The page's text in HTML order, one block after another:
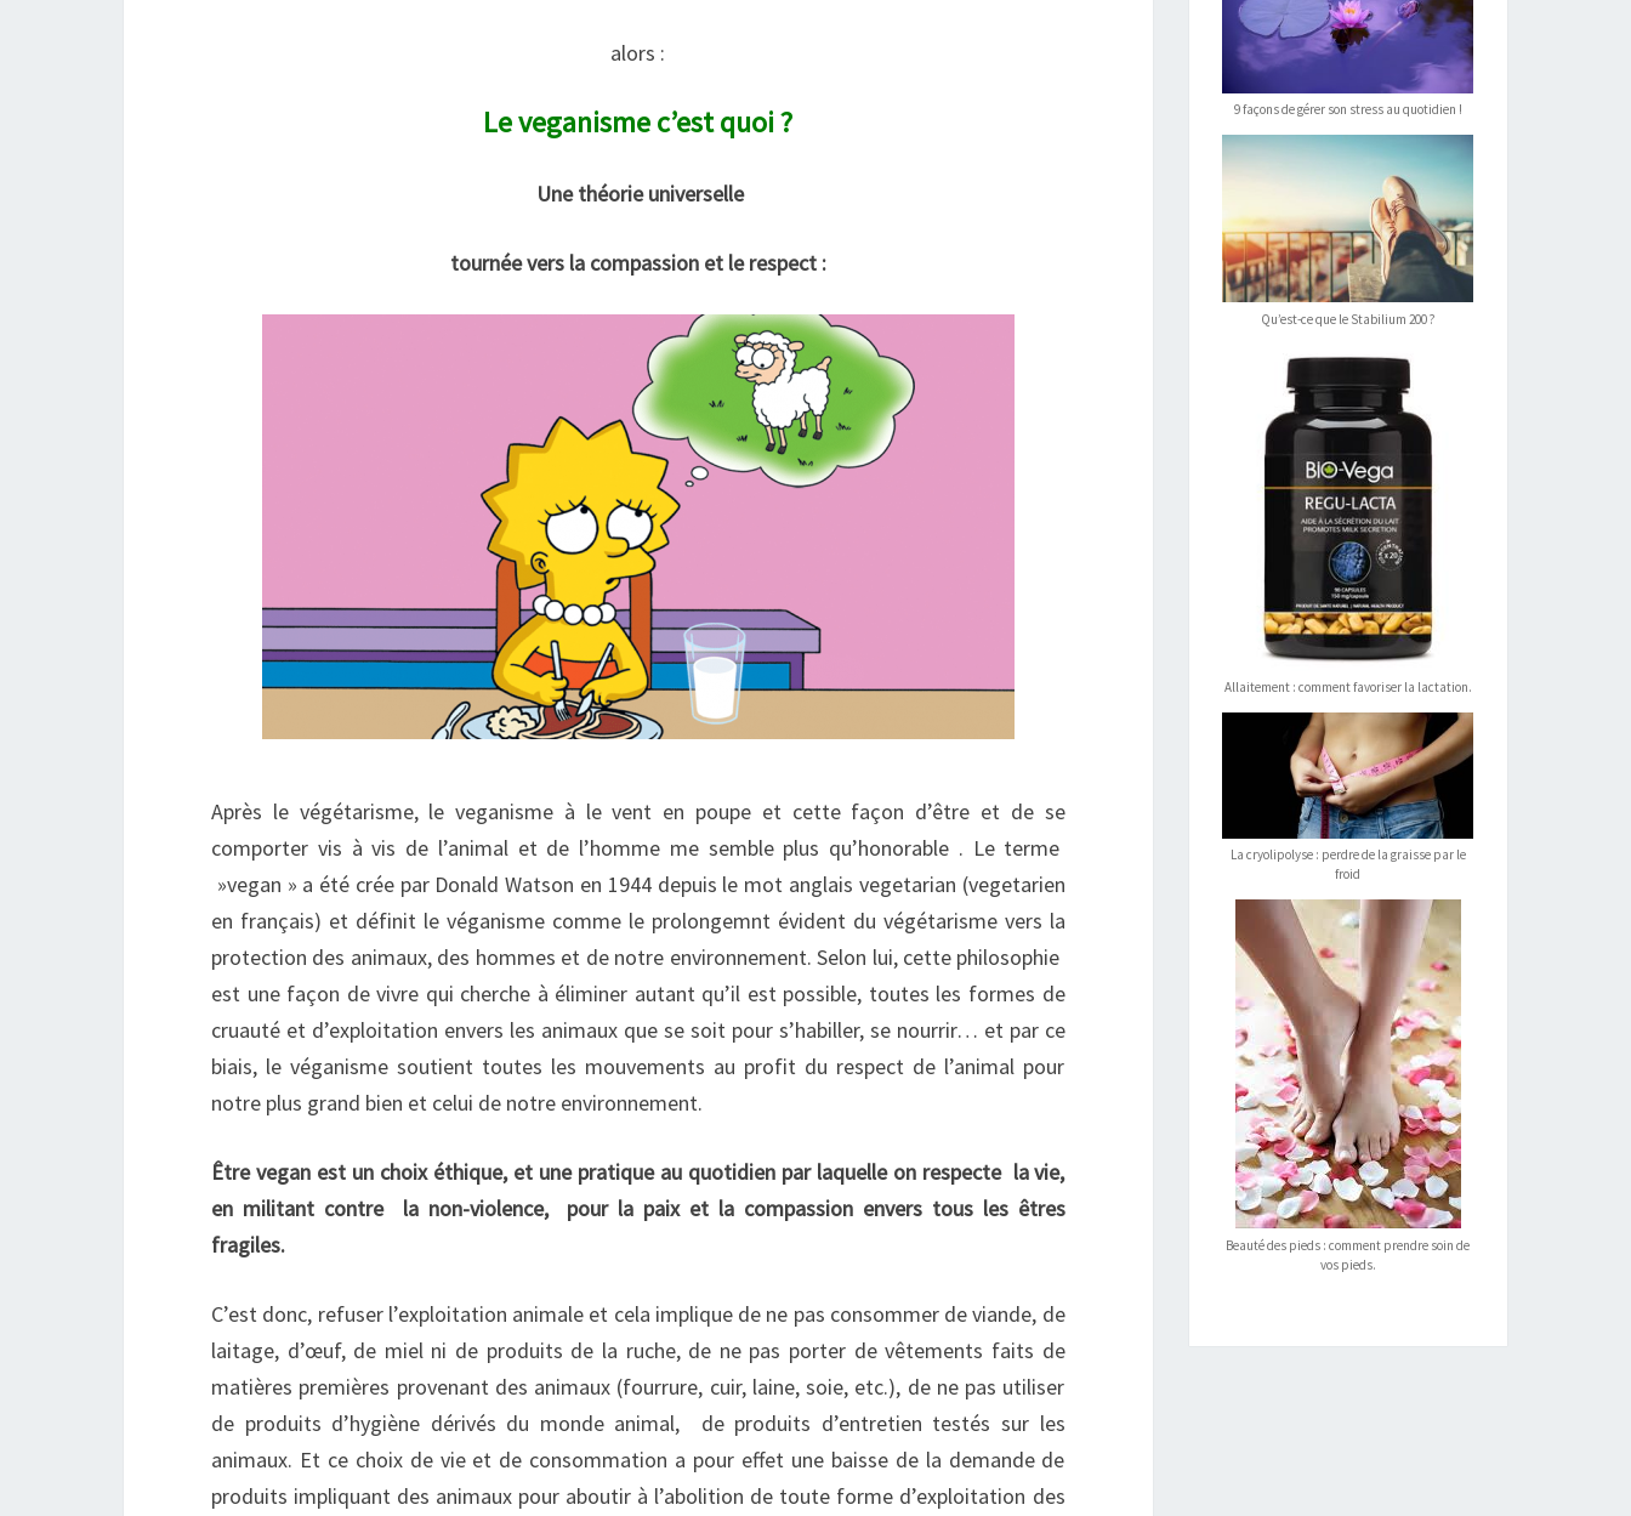
alors :
Le veganisme c’est quoi ?
Une théorie universelle
tournée vers la compassion et le respect :
Après le végétarisme, le veganisme à le vent en poupe et cette façon d’être et de se
comporter vis à vis de l’animal et de l’homme me semble plus qu’honorable . Le terme
»vegan » a été crée par Donald Watson en 1944 depuis le mot anglais vegetarian (vegetarien
en français) et définit le véganisme comme le prolongemnt évident du végétarisme vers la
protection des animaux, des hommes et de notre environnement. Selon lui, cette philosophie
est une façon de vivre qui cherche à éliminer autant qu’il est possible, toutes les formes de
cruauté et d’exploitation envers les animaux que se soit pour s’habiller, se nourrir… et par ce
biais, le véganisme soutient toutes les mouvements au profit du respect de l’animal pour
notre plus grand bien et celui de notre environnement.
Être vegan est un choix éthique, et une pratique au quotidien par laquelle on respecte la vie,
en militant contre la non-violence, pour la paix et la compassion envers tous les êtres
fragiles.
C’est donc, refuser l’exploitation animale et cela implique de ne pas consommer de viande, de
laitage, d’œuf, de miel ni de produits de la ruche, de ne pas porter de vêtements faits de
matières premières provenant des animaux (fourrure, cuir, laine, soie, etc.), de ne pas utiliser
de produits d’hygiène dérivés du monde animal, de produits d’entretien testés sur les
animaux. Et ce choix de vie et de consommation a pour effet une baisse de la demande de
produits impliquant des animaux pour aboutir à l’abolition de toute forme d’exploitation des
9 façons de gérer son stress au quotidien !
Qu’est-ce que le Stabilium 200 ?
Allaitement : comment favoriser la lactation.
La cryolipolyse : perdre de la graisse par le
froid
Beauté des pieds : comment prendre soin de
vos pieds.